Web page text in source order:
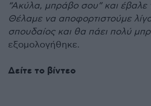
“Ακύλα, μπράβο σου” και έβαλε
Θέλαμε να αποφορτιστούμε
σπουδαίος και θα πάει πολύ
εξομολογήθηκε.
Δείτε το βίντεο